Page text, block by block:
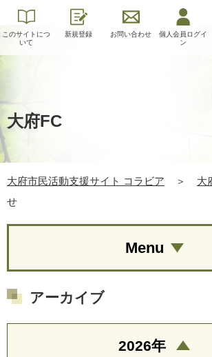
このサイトにつ
いて
新規登録 お問い合わせ
個人会員ログイ
ン
大府FC
大府市民活動支援サイト コラビア ＞ 大
せ
Menu
アーカイブ
2026年